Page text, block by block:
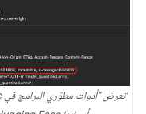
تعرض "أدوات مطوّري البرامج في Chrome" عناوين